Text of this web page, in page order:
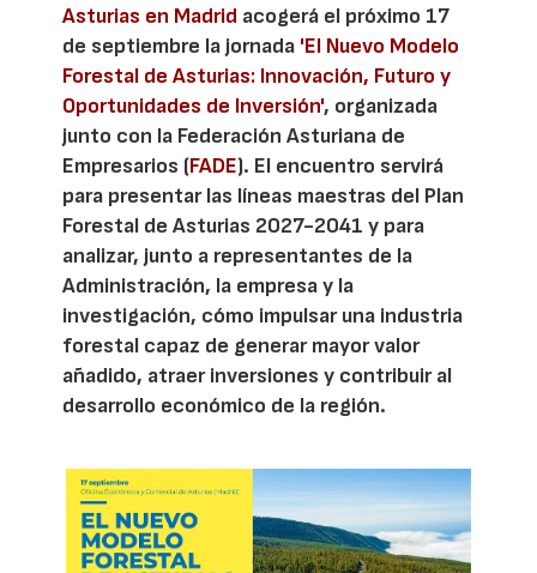
Asturias en Madrid acogerá el próximo 17
de septiembre la jornada 'El Nuevo Modelo
Forestal de Asturias: Innovación, Futuro y
Oportunidades de Inversión', organizada
junto con la Federación Asturiana de
Empresarios (FADE). El encuentro servirá
para presentar las líneas maestras del Plan
Forestal de Asturias 2027-2041 y para
analizar, junto a representantes de la
Administración, la empresa y la
investigación, cómo impulsar una industria
forestal capaz de generar mayor valor
añadido, atraer inversiones y contribuir al
desarrollo económico de la región.